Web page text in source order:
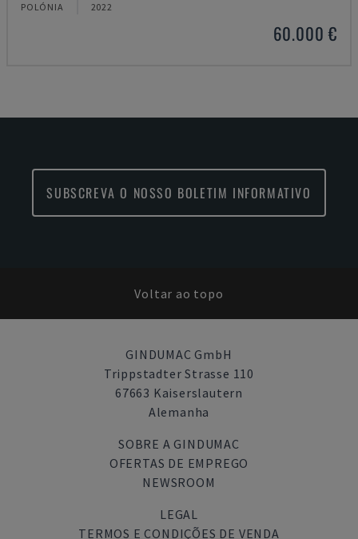
POLÓNIA 2022
60.000 €
SUBSCREVA O NOSSO BOLETIM INFORMATIVO
Voltar ao topo
GINDUMAC GmbH
Trippstadter Strasse 110
67663 Kaiserslautern
Alemanha
SOBRE A GINDUMAC
OFERTAS DE EMPREGO
NEWSROOM
LEGAL
TERMOS E CONDIÇÕES DE VENDA